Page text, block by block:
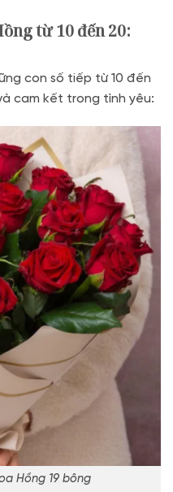
từ10 đến 20:
con số tiếp từ 10 đến
cam kết trong tình yêu:
Hồng 19 bông